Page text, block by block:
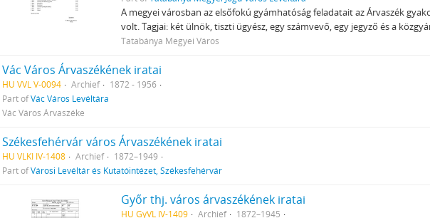
A megyei városban az elsőfokú gyámhatóság feladatait az Árvaszék
volt. Tagjai: két ülnök, tiszti ügyész, egy számvevő, egy jegyző és a
Tatabánya Megyei Város
Vác Város Árvaszékének iratai
HU VVL V-0094 Archief
1872 - 1956
Part ofVác Város Levéltára
Vác Város Árvaszéke
Székesfehérvár város Árvaszékének iratai
HU VLKI IV-1408 Archief
1872–1949
Part ofVárosi Levéltár és Kutatóintézet, Székesfehérvár
Győr thj. város árvaszékének iratai
HU GyVL IV-1409 Archief 1872–1945